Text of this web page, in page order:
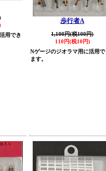
用でき
歩行者A
1,100円(税100円)
110円(税10円)
Nゲージのジオラマ用に活用で
ます。